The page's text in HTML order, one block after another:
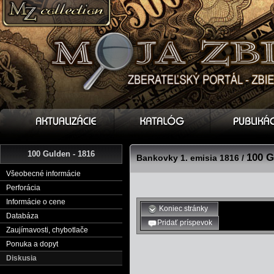
100 Gulden - 1816
Všeobecné informácie
Perforácia
Informácie o cene
Databáza
Zaujímavosti, chybotlače
Ponuka a dopyt
Diskusia
Bankovky 1. emisia 1816 /100
Koniec stránky
Pridať príspevok